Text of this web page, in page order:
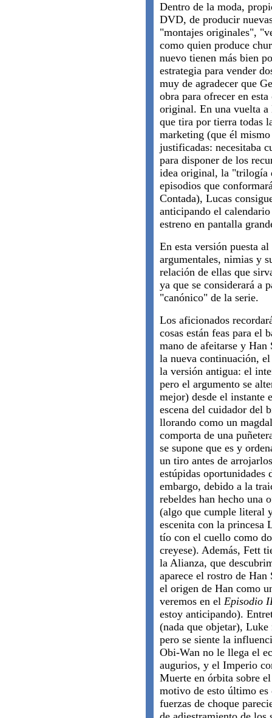
Dentro de la moda,
DVD, de producir
"montajes originales",
como quien produce
nuevo tienen más bien
estrategia para vender
muy de agradecer que
obra para ofrecer en
original. En una vuelta a
que tira por tierra todas
marketing (que él
justificadas: necesitaba
para disponer de los
idea original, la "trilogía
episodios que
Contada), Lucas
anticipando el
estreno en pantalla
En esta versión puesta
argumentales, nimias y
relación de ellas que
ya que se considerará a
"canónico" de la serie.
Los aficionados
cosas están feas para el
mano de afeitarse y Han
la nueva continuación,
la versión antigua: el
pero el argumento se
mejor) desde el instante
escena del cuidador del
llorando como un
comporta de una
se supone que es y
un tiro antes de
estúpidas oportunidades
embargo, debido a la
rebeldes han hecho una
(algo que cumple literal
escenita con la princesa
tío con el cuello como
creyese). Además, Fett
la Alianza, que
aparece el rostro de
el origen de Han como
veremos en el Episodio
estoy anticipando).
(nada que objetar), Luke
pero se siente la
Obi-Wan no le llega el
augurios, y el Imperio
Muerte en órbita sobre
motivo de esto último es
fuerzas de choque